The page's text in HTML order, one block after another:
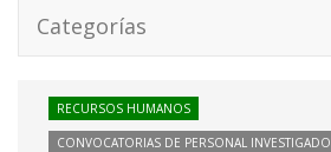
Categorías
RECURSOS HUMANOS
CONVOCATORIAS DE PERSONAL